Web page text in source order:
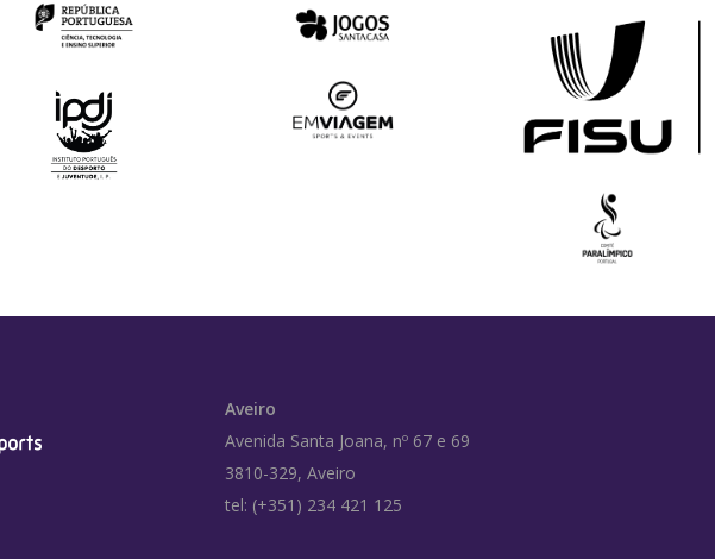
Aveiro
Avenida Santa Joana, nº 67 e 69
3810-329, Aveiro
tel: (+351) 234 421 125